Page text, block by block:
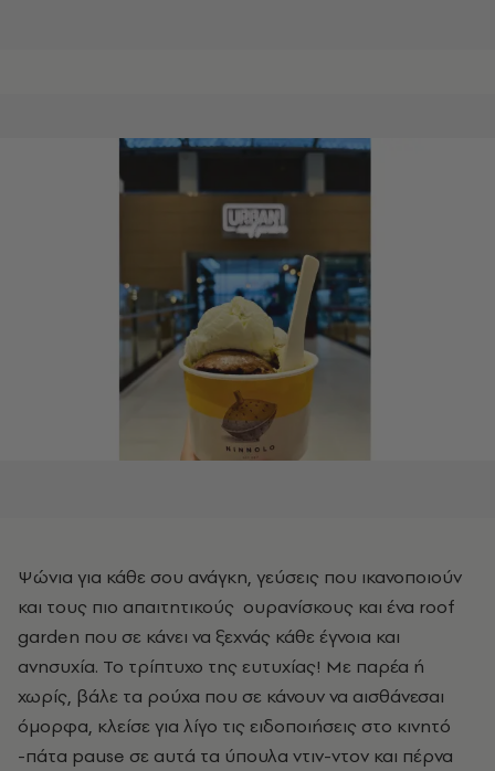
Ψώνια για κάθε σου ανάγκη, γεύσεις που ικανοποιούν
και τους πιο απαιτητικούς ουρανίσκους και ένα roof
garden που σε κάνει να ξεχνάς κάθε έγνοια και
ανησυχία. Το τρίπτυχο της ευτυχίας! Με παρέα ή
χωρίς, βάλε τα ρούχα που σε κάνουν να αισθάνεσαι
όμορφα, κλείσε για λίγο τις ειδοποιήσεις στο κινητό
-πάτα pause σε αυτά τα ύπουλα ντιν-ντον και πέρνα